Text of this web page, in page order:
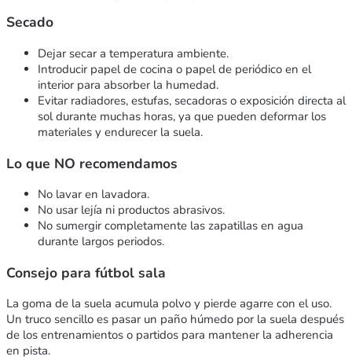
Secado
Dejar secar a temperatura ambiente.
Introducir papel de cocina o papel de periódico en el
interior para absorber la humedad.
Evitar radiadores, estufas, secadoras o exposición directa al
sol durante muchas horas, ya que pueden deformar los
materiales y endurecer la suela.
Lo que NO recomendamos
No lavar en lavadora.
No usar lejía ni productos abrasivos.
No sumergir completamente las zapatillas en agua
durante largos periodos.
Consejo para fútbol sala
La goma de la suela acumula polvo y pierde agarre con el uso.
Un truco sencillo es pasar un paño húmedo por la suela después
de los entrenamientos o partidos para mantener la adherencia
en pista.